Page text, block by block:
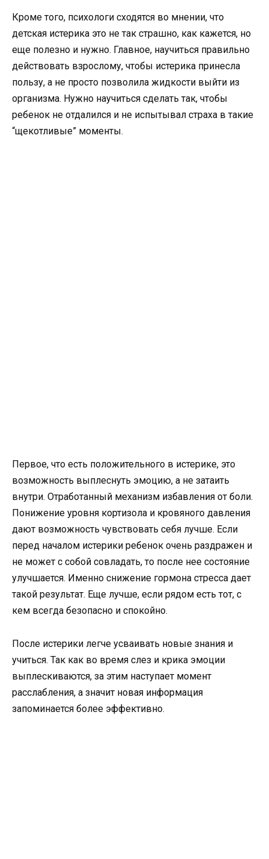
Кроме того, психологи сходятся во мнении, что
детская истерика это не так страшно, как кажется, но
еще полезно и нужно. Главное, научиться правильно
действовать взрослому, чтобы истерика принесла
пользу, а не просто позволила жидкости выйти из
организма. Нужно научиться сделать так, чтобы
ребенок не отдалился и не испытывал страха в такие
“щекотливые” моменты.
Первое, что есть положительного в истерике, это
возможность выплеснуть эмоцию, а не затаить
внутри. Отработанный механизм избавления от боли.
Понижение уровня кортизола и кровяного давления
дают возможность чувствовать себя лучше. Если
перед началом истерики ребенок очень раздражен и
не может с собой совладать, то после нее состояние
улучшается. Именно снижение гормона стресса дает
такой результат. Еще лучше, если рядом есть тот, с
кем всегда безопасно и спокойно.
После истерики легче усваивать новые знания и
учиться. Так как во время слез и крика эмоции
выплескиваются, за этим наступает момент
расслабления, а значит новая информация
запоминается более эффективно.